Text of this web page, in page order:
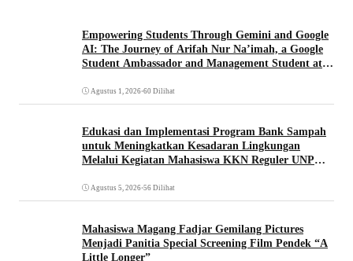
Empowering Students Through Gemini and Google
AI: The Journey of Arifah Nur Na’imah, a Google
Student Ambassador and Management Student at
Agustus 1, 2026•60 Dilihat
Edukasi dan Implementasi Program Bank Sampah
untuk Meningkatkan Kesadaran Lingkungan
Melalui Kegiatan Mahasiswa KKN Reguler UNP
Agustus 5, 2026•56 Dilihat
Mahasiswa Magang Fadjar Gemilang Pictures
Menjadi Panitia Special Screening Film Pendek “A
Little Longer”